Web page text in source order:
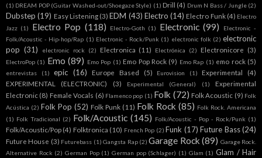
(1) DREAM POP (Guitar Washed-out/Shoegaze Style) (1) Drill (4) Drum N Bass / Jungle (2)
Dubstep (19) Easy Listening (3) EDM (43) Electro (14) Electro Funk (4) Electro
Jazz (1) Electro Pop (118) Electro-Goth (1) Electronic (99)
Electronic -
Folk/Acoustic - Hip-hop/Rap (1) Electronic - Rock/Punk (1) electronic folk (2) electronic
pop (31) electronic rock (2) Electronica (11) Electrónica (2) Electronicore (3)
ElectroPop (1) Emo (89) Emo Pop (1) Emo Pop Rock (9) Emo Rap (1) emo rock (5)
entrevistas (1) epic (16) Europe Based (5) Eurovision (1) Experimental
(4)
EXPERIMENTAL (ELECTRONIC)
(3) Experimental (General) (1)
Experimental
Electronic (8) Female Vocals (6) Flamenco pop (1) Folk (72) Folk Acoustic (9) Folk
Acústica (2) Folk Pop (52) Folk Punk (11) Folk Rock (85) Folk Rock. Americana
(1) Folk Tradicional (2) Folk/Acoustic (145) Folk/Acoustic - Pop - Rock/Punk (1)
Folk/Acoustic/Pop (4) Folktronica (10) French Pop (2) Funk (17) Future Bass (24)
Future House (3) Futurebass (1) Gangsta Rap (2) Garage Rock (89) Garage Rock.
Alternative Rock (2) German Pop (1) German pop (Schlager) (1) Glam (1) Glam / Hair